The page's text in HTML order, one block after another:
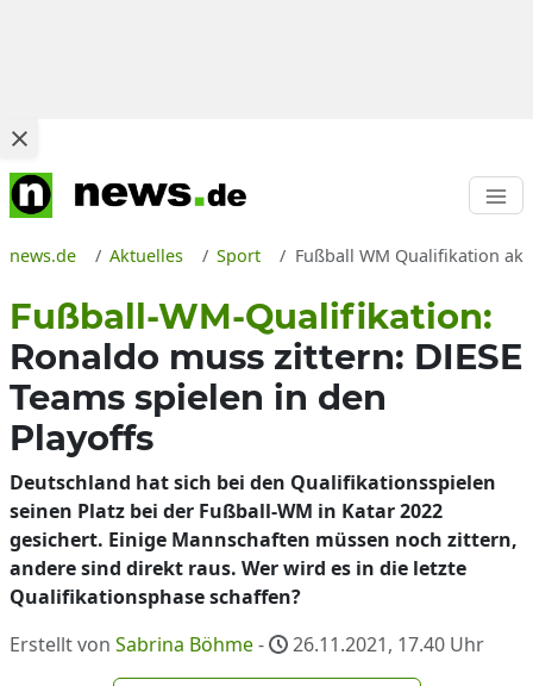
news.de Aktuelles Sport Fußball WM Qualifikation
Fußball-WM-Qualifikation:
Ronaldo muss zittern: DIESE
Teams spielen in den
Playoffs
Deutschland hat sich bei den Qualifikationsspielen
seinen Platz bei der Fußball-WM in Katar 2022
gesichert. Einige Mannschaften müssen noch zittern,
andere sind direkt raus. Wer wird es in die letzte
Qualifikationsphase schaffen?
Erstellt von Sabrina Böhme- 26.11.2021, 17.40 Uhr